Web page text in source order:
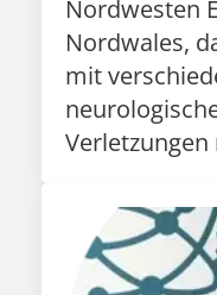
Nordwesten
Nordwales,
mit